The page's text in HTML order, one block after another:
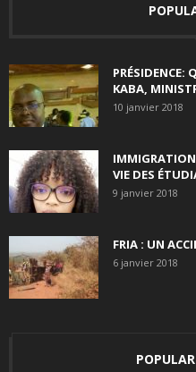
PRÉSIDENCE:
KABA,
10 janvier 2018
VIE DES
9 janvier 2018
FRIA : UN
6 janvier 2018